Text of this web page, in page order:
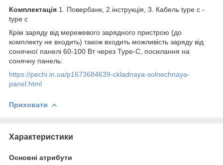
Комплектація 1. Повербанк, 2.інструкція, 3. Кабель type c -
type c
Крім заряду від мережевого зарядного пристрою (до
комплекту не входить) також входить можливість заряду від
сонячної панелі 60-100 Вт через Type-C, посилання на
сонячну панель:
https://pechi.in.ua/p1673684639-ckladnaya-solnechnaya-
panel.html
Приховати
Характеристики
Основні атрибути